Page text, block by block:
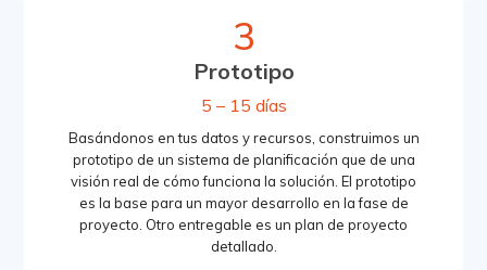
3
Prototipo
5 – 15 días
Basándonos en tus datos y recursos, construimos un
prototipo de un sistema de planificación que de una
visión real de cómo funciona la solución. El prototipo
es la base para un mayor desarrollo en la fase de
proyecto. Otro entregable es un plan de proyecto
detallado.